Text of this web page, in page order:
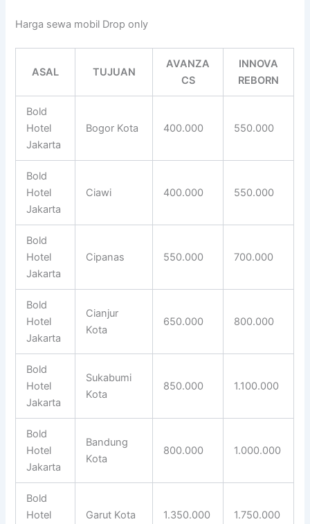
Harga sewa mobil Drop only
ASAL TUJUAN
AVANZA
CS
INNOVA
REBORN
Bold
Hotel
Jakarta
Bogor Kota 400.000 550.000
Bold
Hotel
Jakarta
Ciawi 400.000 550.000
Bold
Hotel
Jakarta
Cipanas 550.000 700.000
Bold
Hotel
Jakarta
Cianjur
Kota
650.000 800.000
Bold
Hotel
Jakarta
Sukabumi
Kota
850.000 1.100.000
Bold
Hotel
Jakarta
Bandung
Kota
800.000 1.000.000
Bold
Hotel
Garut Kota 1.350.000 1.750.000